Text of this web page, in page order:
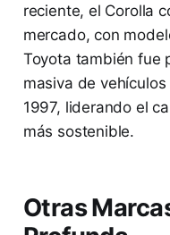
reciente, el Corolla
mercado, con
Toyota también fue
masiva de
1997, liderando el
más sostenible.
Otras